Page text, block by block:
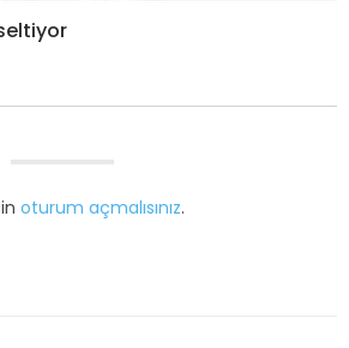
oturum açmalısınız.